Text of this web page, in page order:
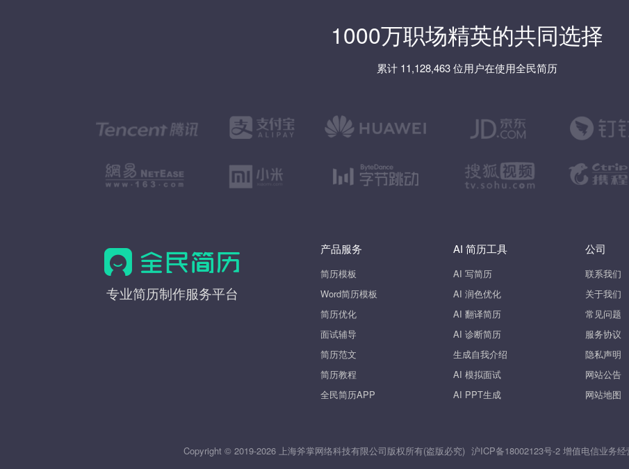
1000万职场精英的共同选择
累计 11,128,463 位用户在使用全民简历
全
专业简历制作服务平台
产品服务
简历模板
Word简历模板
简历优化
面试辅导
简历范文
简历教程
全民简历APP
AI 简历工具
AI 写简历
AI 润色优化
AI 翻译简历
AI 诊断简历
生成自我介绍
AI 模拟面试
AI PPT生成
公司
联系我们
关于我们
常见问题
服务协议
隐私声明
网站公告
网站地图
Copyright © 2019-2026 上海斧掌网络科技有限公司版权所有(盗版必究) 沪ICP备18002123号-2增值电信业务经